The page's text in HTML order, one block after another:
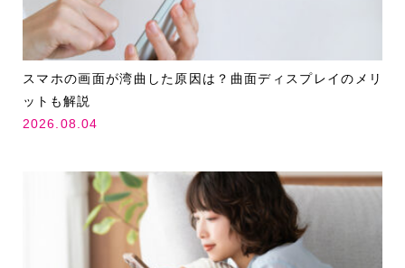
スマホの画面が湾曲した原因は？曲面ディスプレイのメリ
ットも解説
2026.08.04